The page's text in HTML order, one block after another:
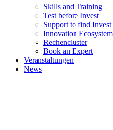
Skills and Training
Test before Invest
Support to find Invest
Innovation Ecosystem
Rechencluster​
Book an Expert
Veranstaltungen
News